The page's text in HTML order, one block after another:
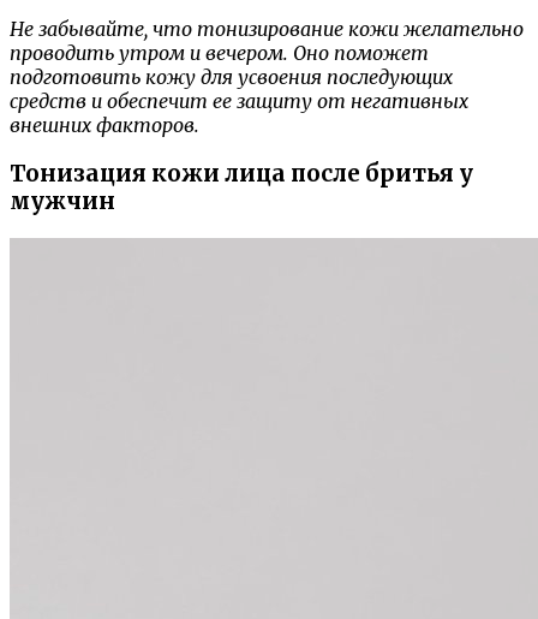
Не забывайте, что тонизирование кожи желательно
проводить утром и вечером. Оно поможет
подготовить кожу для усвоения последующих
средств и обеспечит ее защиту от негативных
внешних факторов.
Тонизация кожи лица после бритья у
мужчин